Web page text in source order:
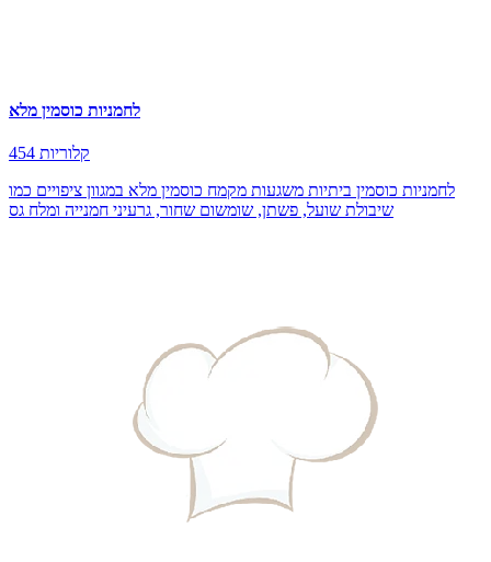
לחמניות כוסמין מלא
454 קלוריות
לחמניות כוסמין ביתיות משגעות מקמח כוסמין מלא במגוון ציפויים כמו
שיבולת שועל, פשתן, שומשום שחור, גרעיני חמנייה ומלח גס